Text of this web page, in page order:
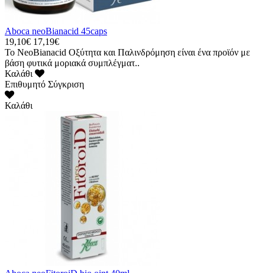
Aboca neoBianacid 45caps
19,10€ 17,19€
Το NeoBianacid Οξύτητα και Παλινδρόμηση είναι ένα προϊόν με
βάση φυτικά μοριακά συμπλέγματ..
Καλάθι
Επιθυμητό Σύγκριση
Καλάθι